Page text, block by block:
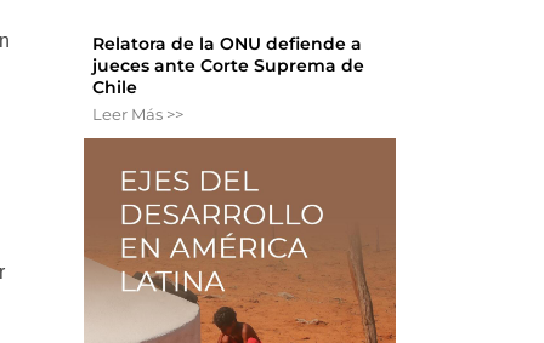
Relatora de la ONU defiende a
jueces ante Corte Suprema de
Chile
Leer Más >>